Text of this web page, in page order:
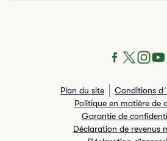
Plan du site
Conditions
Politique en matière de
Garantie de
Déclaration de revenus